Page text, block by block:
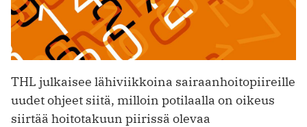
THL julkaisee lähiviikkoina sairaan­hoitopiireille
uudet ohjeet siitä, milloin potilaalla on oikeus
siirtää hoitotakuun piirissä olevaa